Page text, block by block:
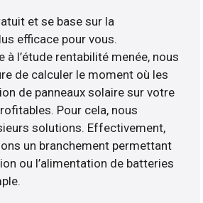
et se base sur la
efficace pour vous.
à l’étude rentabilité menée, nous
de calculer le moment où les
de panneaux solaire sur votre
Pour cela, nous
solutions. Effectivement,
un branchement permettant
ou l’alimentation de batteries